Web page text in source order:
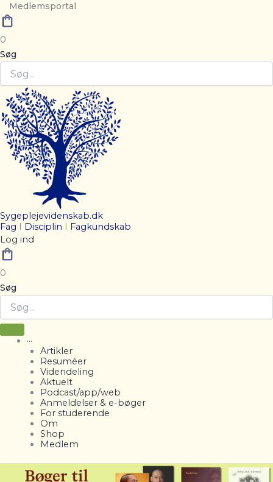
Medlemsportal
0
Søg
Sygeplejevidenskab.dk
Fag
Disciplin
Fagkundskab
Log ind
0
Søg
···
Artikler
Resuméer
Videndeling
Aktuelt
Podcast/app/web
Anmeldelser & e-bøger
For studerende
Om
Shop
Medlem